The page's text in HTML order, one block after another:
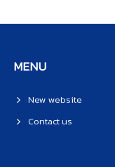
MENU
New website
Contact us